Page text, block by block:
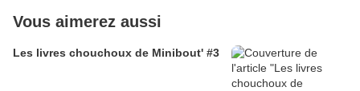
Vous aimerez aussi
Les livres chouchoux de Minibout' #3